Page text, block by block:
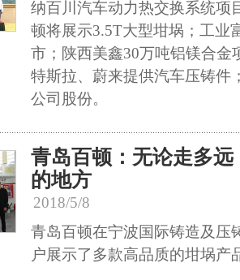
纳百川汽车动力热交换系统项
顿将展示3.5T大型坩埚；工业
市；陕西美鑫30万吨铝镁合金
特斯拉、蔚来提供汽车压铸件
公司股份。
青岛百顿：无论走多
的地方
2018/5/8
青岛百顿在宁波国际铸造及压
户展示了多款高品质的坩埚产